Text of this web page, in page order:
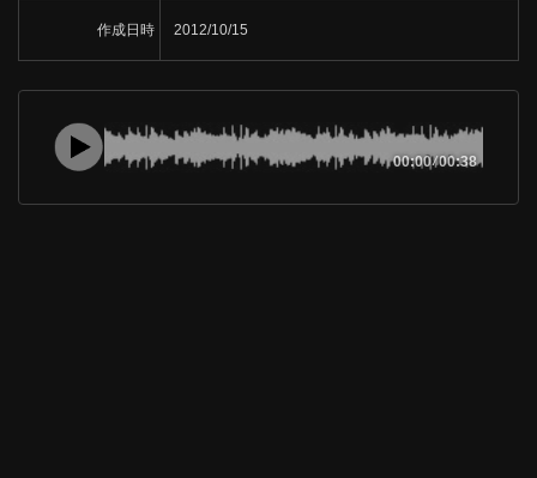
作成日時 2012/10/15
00:00/00:38